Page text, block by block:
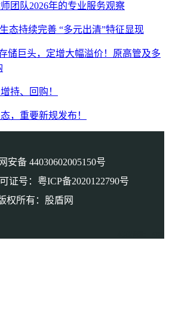
团队2026年的专业服务观察
态持续完善 “多元出清”特征显现
储巨头，定增大幅溢价！原高管及多
持、回购！
，重要新规发布！
安备 44030602005150号
证号：粤ICP备2020122790号
权所有：股盾网